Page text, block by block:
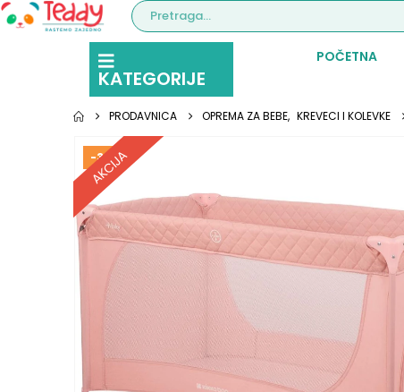
KATEGORIJE
POČETNA
PRODAVNICA OPREMA ZA BEBE, KREVECI I KOLEVKE
-34%
AKCIJA